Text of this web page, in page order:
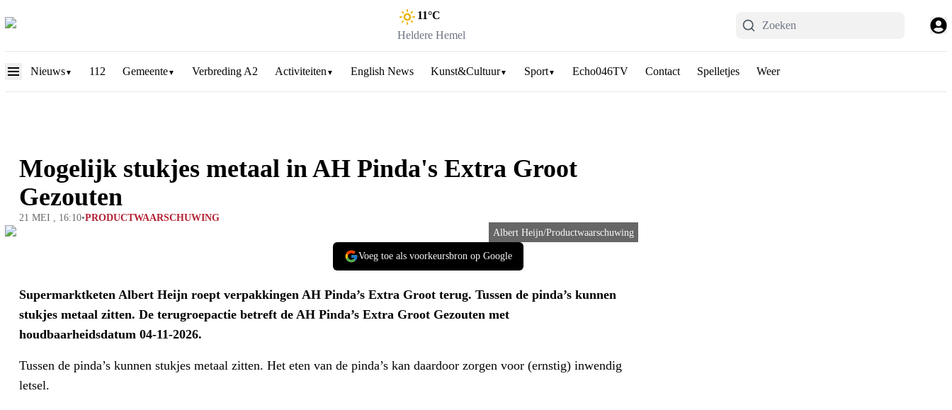
11°C
Heldere Hemel
Nieuws▼ 112 Gemeente▼ Verbreding A2 Activiteiten ▼ English News Kunst&Cultuur▼ Sport▼ Echo046TV Contact Spelletjes Weer
Mogelijk stukjes metaal in AH Pinda's Extra Groot
Gezouten
21 MEI , 16:10•PRODUCTWAARSCHUWING
Albert Heijn/Productwaarschuwing
Voeg toe als voorkeursbron op Google
Supermarktketen Albert Heijn roept verpakkingen AH Pinda’s Extra Groot terug. Tussen de pinda’s kunnen
stukjes metaal zitten. De terugroepactie betreft de AH Pinda’s Extra Groot Gezouten met
houdbaarheidsdatum 04-11-2026.
Tussen de pinda’s kunnen stukjes metaal zitten. Het eten van de pinda’s kan daardoor zorgen voor (ernstig) inwendig
letsel.